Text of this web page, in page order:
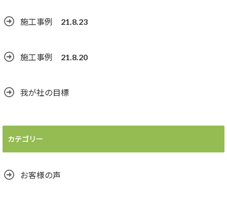
施工事例 21.8.23
施工事例 21.8.20
我が社の目標
カテゴリー
お客様の声